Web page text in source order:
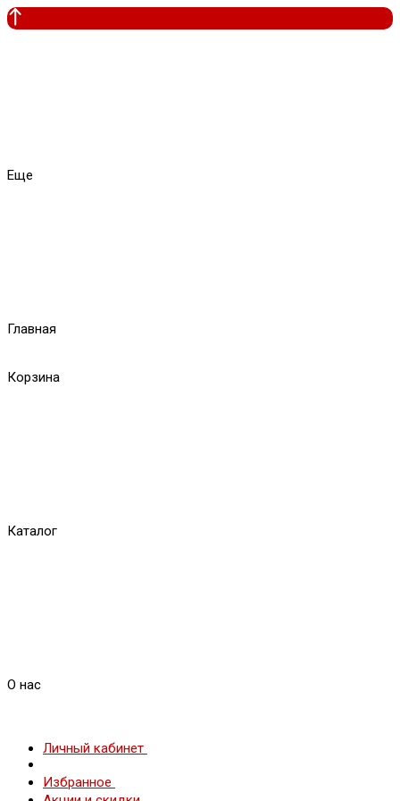
Еще
Главная
Корзина
Каталог
О нас
Личный кабинет
Избранное